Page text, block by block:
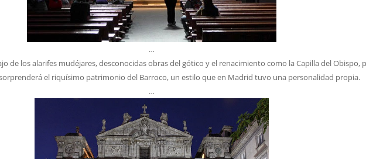
…
de los alarifes mudéjares, desconocidas obras del gótico y el renacimiento como la Capilla del Obispo,
el riquísimo patrimonio del Barroco, un estilo que en Madrid tuvo una personalidad propia.
…